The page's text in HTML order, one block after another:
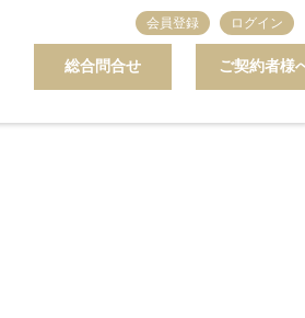
総合問合せ ご契約者様
会員登録 ログイン